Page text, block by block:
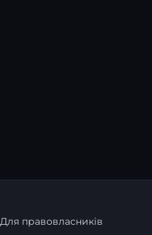
Для правовласників